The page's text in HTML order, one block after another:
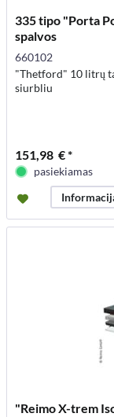
335 tipo "Porta
spalvos
660102
"Thetford" 10 litrų
siurbliu
151,98 € *
pasiekiamas
"Reimo X-trem